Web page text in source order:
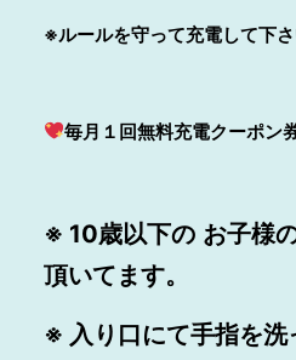
※ルールを守って充電して下さ
毎月１回無料充電クーポン
※ 10歳以下の お子様
頂いてます。
※ 入り口にて手指を洗